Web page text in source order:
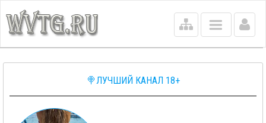
Main
menu
🍭ЛУЧШИЙ КАНАЛ 18+